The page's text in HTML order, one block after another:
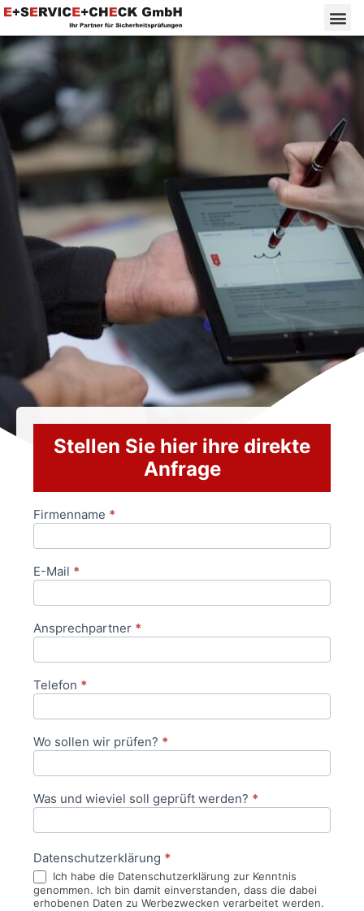
Stellen Sie hier ihre direkte
Anfrage
Anfrageformular
Firmenname *
E-Mail *
Ansprechpartner *
Telefon *
Wo sollen wir prüfen? *
Was und wieviel soll geprüft werden? *
Datenschutzerklärung *
Ich habe die Datenschutzerklärung zur Kenntnis
genommen. Ich bin damit einverstanden, dass die dabei
erhobenen Daten zu Werbezwecken verarbeitet werden.